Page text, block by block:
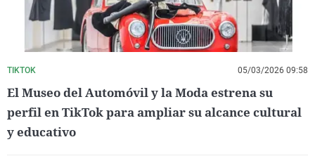
TIKTOK 05/03/2026 09:58
El Museo del Automóvil y la Moda estrena su
perfil en TikTok para ampliar su alcance cultural
y educativo